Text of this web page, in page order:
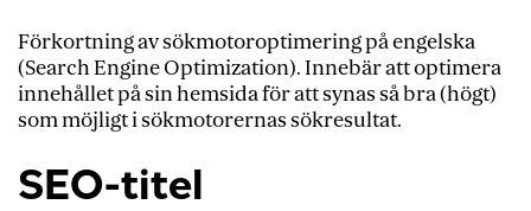
Förkortning av sökmotoroptimering på engelska
(Search Engine Optimization). Innebär att optimera
innehållet på sin hemsida för att synas så bra (högt)
som möjligt i sökmotorernas sökresultat.
SEO-titel